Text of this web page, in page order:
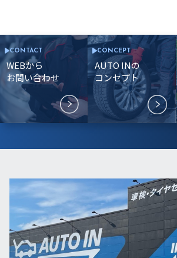
CONTACT
WEBから
お問い合わせ
CONCEPT
AUTO INの
コンセプト